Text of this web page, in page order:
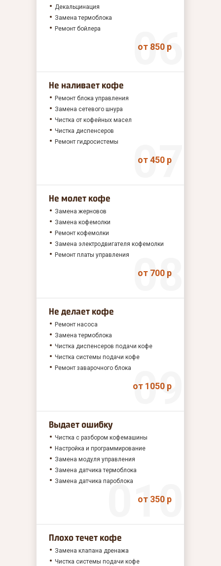
Декальцинация
Замена термоблока
Ремонт бойлера
от 850 р
Не наливает кофе
Ремонт блока управления
Замена сетевого шнура
Чистка от кофейных масел
Чистка диспенсеров
Ремонт гидросистемы
от 450 р
Не молет кофе
Замена жерновов
Замена кофемолки
Ремонт кофемолки
Замена электродвигателя кофемолки
Ремонт платы управления
от 700 р
Не делает кофе
Ремонт насоса
Замена термоблока
Чистка диспенсеров подачи кофе
Чистка системы подачи кофе
Ремонт заварочного блока
от 1050 р
Выдает ошибку
Чистка с разбором кофемашины
Настройка и программирование
Замена модуля управления
Замена датчика термоблока
Замена датчика пароблока
от 350 р
Плохо течет кофе
Замена клапана дренажа
Чистка системы подачи кофе